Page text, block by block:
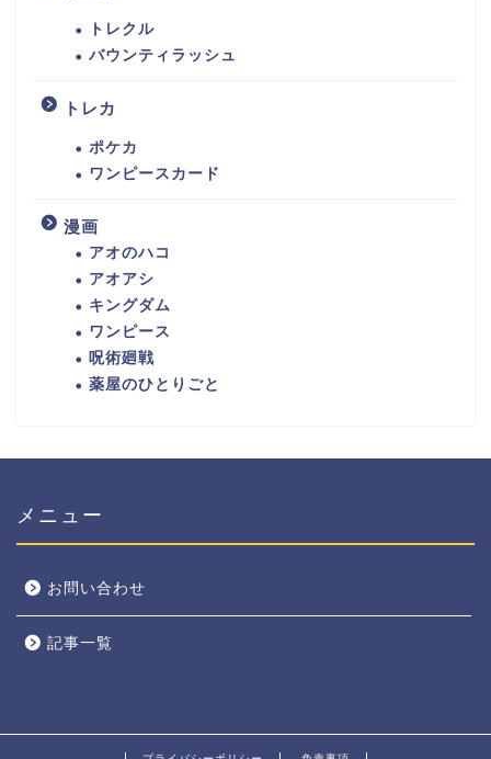
トレクル
バウンティラッシュ
トレカ
ポケカ
ワンピースカード
漫画
アオのハコ
アオアシ
キングダム
ワンピース
呪術廻戦
薬屋のひとりごと
メニュー
お問い合わせ
記事一覧